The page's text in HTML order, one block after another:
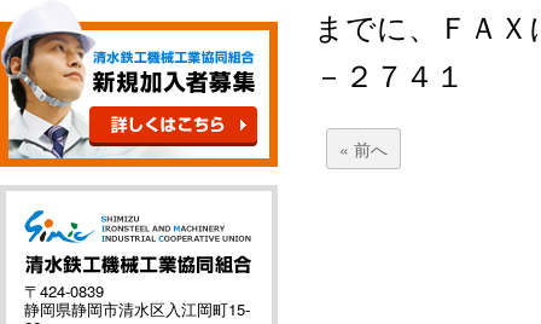
までに、ＦＡ
－２７４１
« 前へ
〒424-0839
静岡県静岡市清水区入江岡町15-